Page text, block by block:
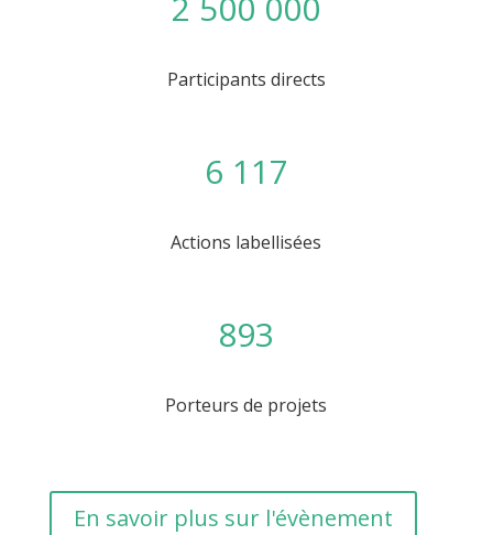
Participants directs
6 117
Actions labellisées
893
Porteurs de projets
En savoir plus sur l'évènement